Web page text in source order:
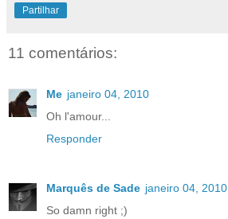
Partilhar
11 comentários:
Me janeiro 04, 2010
Oh l'amour...
Responder
Marquês de Sade janeiro 04, 2010
So damn right ;)